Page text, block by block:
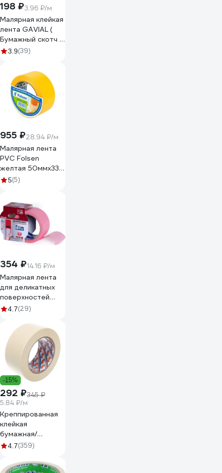
198 ₽3.96 ₽/м
Малярная клейкая
лента GAVIAL (
Бумажный скотч /
КРЕПП )
Краска и защита
стен ) 317
3.9(39)
955 ₽28.94 ₽/м
Малярная лента
PVC Folsen
желтая 50ммx33м
0243350
5(5)
354 ₽14.16 ₽/м
Малярная лента
для деликатных
поверхностей
IRFIX EXTRA 50
Mr.SiL 30082
4.7(29)
-15%
292 ₽345 ₽
5.84 ₽/м
Креппированная
клейкая
бумажная/
малярная лента
м 304-010
4.7(359)